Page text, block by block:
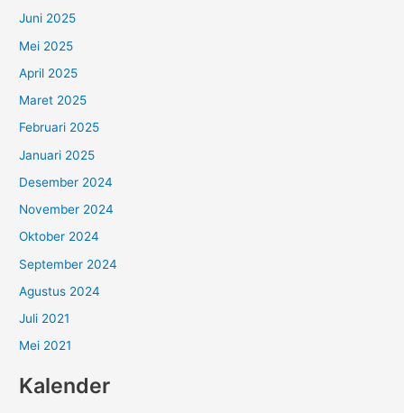
Juni 2025
Mei 2025
April 2025
Maret 2025
Februari 2025
Januari 2025
Desember 2024
November 2024
Oktober 2024
September 2024
Agustus 2024
Juli 2021
Mei 2021
Kalender